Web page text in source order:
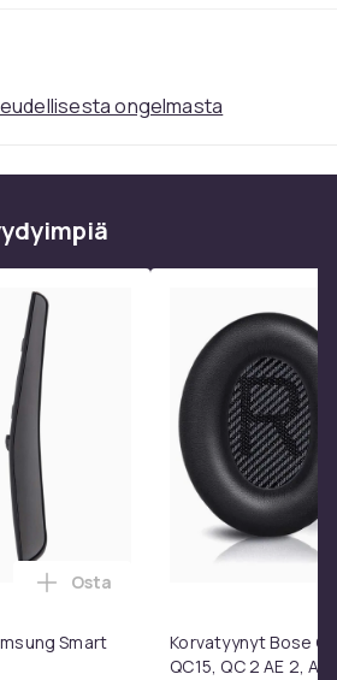
ongelmasta
Smart
Lisää Yleiskaukosäädin
Osta
Korvatyynyt Bose
QC15, QC 2 AE 2, AE